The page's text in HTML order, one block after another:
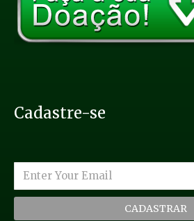
Cadastre-se
CADASTRAR